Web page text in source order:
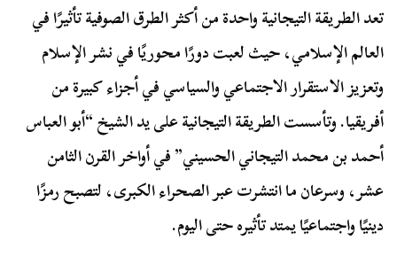
تعد الطريقة التيجانية واحدة من أكثر الطرق الصوفية تأثيرًا في
العالم الإسلامي، حيث لعبت دورًا محوريًا في نشر الإسلام
وتعزيز الاستقرار الاجتماعي والسياسي في أجزاء كبيرة من
أفريقيا. وتأسست الطريقة التيجانية على يد الشيخ “أبو العباس
أحمد بن محمد التيجاني الحسيني” في أواخر القرن الثامن
عشر، وسرعان ما انتشرت عبر الصحراء الكبرى، لتصبح رمزًا
دينيًا واجتماعيًا يمتد تأثيره حتى اليوم.